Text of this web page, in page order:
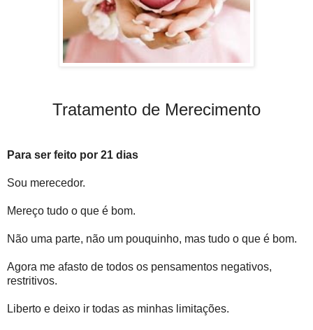
Tratamento de Merecimento
Para ser feito por 21 dias
Sou merecedor.
Mereço tudo o que é bom.
Não uma parte, não um pouquinho, mas tudo o que é bom.
Agora me afasto de todos os pensamentos negativos,
restritivos.
Liberto e deixo ir todas as minhas limitações.